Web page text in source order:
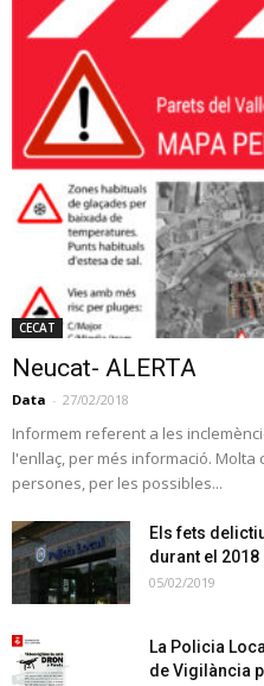
CECAT
Neucat- ALERTA
Data - 27/02/2018
Informem referent a les
l'enllaç, per més informació. Molta
persones, per les possibles...
Els fets
durant el 2018
05/02/2019
La Policia
de Vigilància